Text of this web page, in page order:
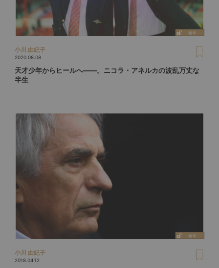
小川 由紀子
2020.08.08
天才少年からヒールへ――。ニコラ・アネルカの波乱万丈な
半生
小川 由紀子
2018.04.12